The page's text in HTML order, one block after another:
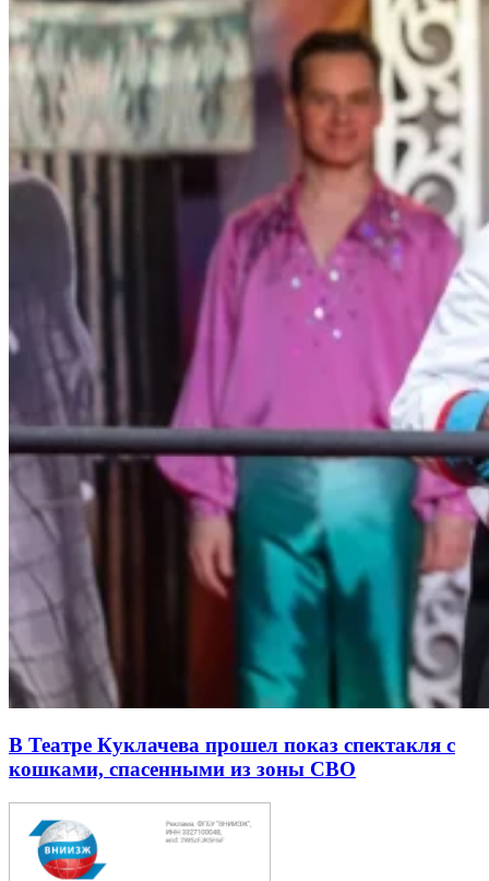
В Театре Куклачева прошел показ спектакля с
кошками, спасенными из зоны СВО